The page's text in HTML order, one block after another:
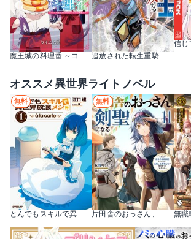
魔王城の料理番 ～コワモテ魔族ばかりだけど、ホワイトな職場です～ 追放された転生重騎士はゲーム知識で無双する
オススメ異世界ライトノベル
無料
とんでもスキルで異世界放浪メシ
無料
片田舎のおっさん、剣聖になる ～ただの田舎の剣術師範だったのに、大成した弟子たちが俺を放ってくれない件～